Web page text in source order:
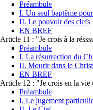
Préambule
I. Un seul baptême
II. Le pouvoir des clefs
EN BREF
Article 11 : "Je crois à la
Préambule
I. La résurrection du
II. Mourir dans le Christ
EN BREF
Article 12 : "Je crois en la vie
Préambule
I. Le jugement